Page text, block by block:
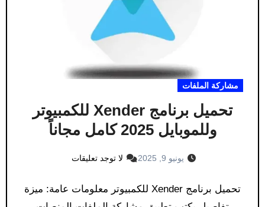
مشاركة الملفات
تحميل برنامج Xender للكمبيوتر
وللموبايل 2025 كامل مجاناً
يونيو 9, 2025 لا توجد تعليقات
تحميل برنامج Xender للكمبيوتر معلومات عامة: ميزة